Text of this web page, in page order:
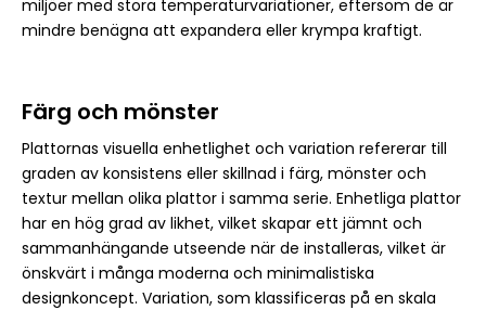
miljöer med stora temperaturvariationer, eftersom de är
mindre benägna att expandera eller krympa kraftigt.
Färg och mönster
Plattornas visuella enhetlighet och variation refererar till
graden av konsistens eller skillnad i färg, mönster och
textur mellan olika plattor i samma serie. Enhetliga plattor
har en hög grad av likhet, vilket skapar ett jämnt och
sammanhängande utseende när de installeras, vilket är
önskvärt i många moderna och minimalistiska
designkoncept. Variation, som klassificeras på en skala